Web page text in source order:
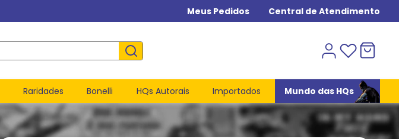
Meus Pedidos Central de Atendimento
Raridades Bonelli HQs Autorais Importados Mundo das HQs